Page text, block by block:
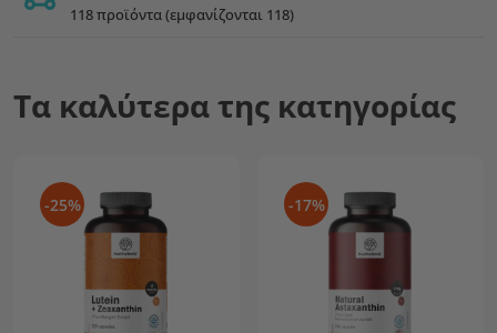
118 προϊόντα (εμφανίζονται 118)
Τα καλύτερα της κατηγορίας
-25% -17%